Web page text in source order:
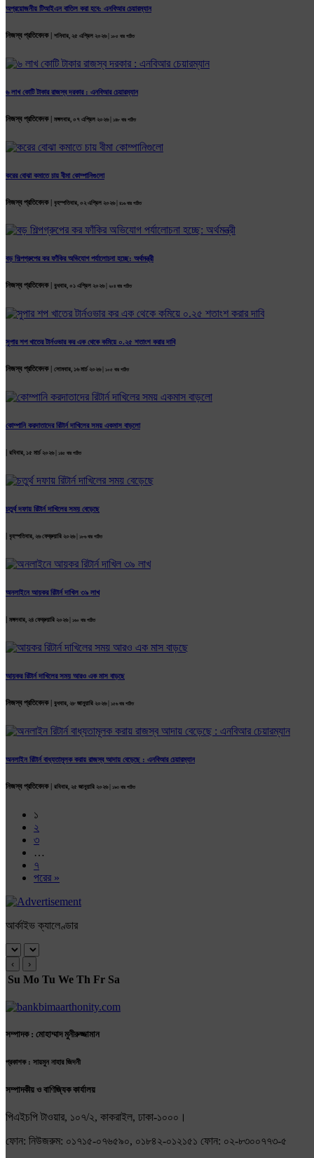
অপ্রয়োজনীয় টিআইএন বাতিল করা হবে: এনবিআর চেয়ারম্যান
নিজস্ব প্রতিবেদক | শনিবার, ২৫ এপ্রিল ২০২৬ | ১৮৫ বার পঠিত
৬ লাখ কোটি টাকার রাজস্ব দরকার : এনবিআর চেয়ারম্যান
নিজস্ব প্রতিবেদক | মঙ্গলবার, ০৭ এপ্রিল ২০২৬ | ১৪৮ বার পঠিত
করের বোঝা কমাতে চায় বীমা কোম্পানিগুলো
নিজস্ব প্রতিবেদক | বৃহস্পতিবার, ০২ এপ্রিল ২০২৬ | ৪১৬ বার পঠিত
বড় শিল্পগ্রুপের কর ফাঁকির অভিযোগ পর্যালোচনা হচ্ছে: অর্থমন্ত্রী
নিজস্ব প্রতিবেদক | বুধবার, ০১ এপ্রিল ২০২৬ | ২০৪ বার পঠিত
সুপার শপ খাতের টার্নওভার কর এক থেকে কমিয়ে ০.২৫ শতাংশ করার দাবি
নিজস্ব প্রতিবেদক | সোমবার, ১৬ মার্চ ২০২৬ | ১০৫ বার পঠিত
কোম্পানি করদাতাদের রিটার্ন দাখিলের সময় একমাস বাড়লো
রবিবার, ১৫ মার্চ ২০২৬ | ১৪৫ বার পঠিত
চতুর্থ দফায় রিটার্ন দাখিলের সময় বেড়েছে
| বৃহস্পতিবার, ২৬ ফেব্রুয়ারি ২০২৬ | ১৮৬ বার পঠিত
অনলাইনে আয়কর রিটার্ন দাখিল ৩৯ লাখ
| মঙ্গলবার, ২৪ ফেব্রুয়ারি ২০২৬ | ১৬০ বার পঠিত
আয়কর রিটার্ন দাখিলের সময় আরও এক মাস বাড়ছে
নিজস্ব প্রতিবেদক | বুধবার, ২৮ জানুয়ারি ২০২৬ | ১৫৬ বার পঠিত
অনলাইন রিটার্ন বাধ্যতামূলক করায় রাজস্ব আদায় বেড়েছে : এনবিআর চেয়ারম্যান
নিজস্ব প্রতিবেদক | রবিবার, ২৫ জানুয়ারি ২০২৬ | ১৯৩ বার পঠিত
১
২
৩
…
৭
পরের »
আর্কাইভ ক্যালেণ্ডার
‹ ›
Su Mo Tu We Th Fr Sa
সম্পাদক : মোহাম্মাদ মুনীরুজ্জামান
প্রকাশক : সায়মুন নাহার জিদনী
সম্পাদকীয় ও বাণিজ্যিক কার্যালয়
পিএইচপি টাওয়ার, ১০৭/২, কাকরাইল, ঢাকা-১০০০।
ফোন: নিউজরুম: ০১৭১৫-০৭৬৫৯০, ০১৮৪২-০১২১৫১ ফোন: ০২-৮৩০০৭৭৩-৫